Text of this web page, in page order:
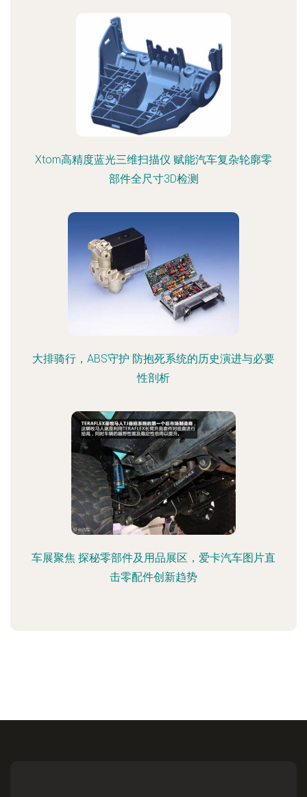
Xtom高精度蓝光三维扫描仪 赋能汽车复杂轮廓零
部件全尺寸3D检测
大排骑行，ABS守护 防抱死系统的历史演进与必要
性剖析
车展聚焦 探秘零部件及用品展区，爱卡汽车图片直
击零配件创新趋势